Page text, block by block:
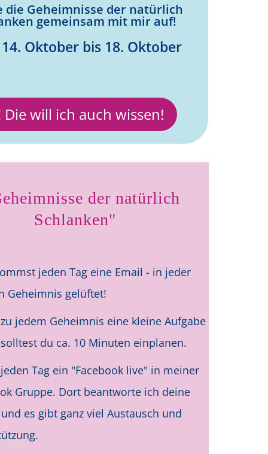
die Geheimnisse der natürlich
gemeinsam mit mir auf!
Oktober bis 18. Oktober
Die will ich auch wissen!
der natürlich
Schlanken"
jeden Tag eine Email - in jeder
Geheimnis gelüftet!
jedem Geheimnis eine kleine Aufgabe
du ca. 10 Minuten einplanen.
Tag ein "Facebook live" in meiner
Gruppe. Dort beantworte ich deine
es gibt ganz viel Austausch und